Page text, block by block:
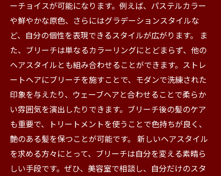
ーチョイスが可能になります。例えば、パステルカラー
や鮮やかな原色、さらにはグラデーションスタイルな
ど、自分の個性を表現できるスタイルが広がります。 ま
た、ブリーチは単なるカラーリングにとどまらず、他の
ヘアスタイルとも組み合わせることができます。ストレ
ートヘアにブリーチを施すことで、モダンで洗練された
印象を与えたり、ウェーブヘアと合わせることで柔らか
い雰囲気を演出したりできます。ブリーチ後の髪のケア
も重要で、トリートメントを使うことで色持ちが良く、
艶のある髪を保つことが可能です。 新しいヘアスタイル
を求める方々にとって、ブリーチは自分を変える素晴ら
しい手段です。ぜひ、美容室で相談し、自分だけのスタ